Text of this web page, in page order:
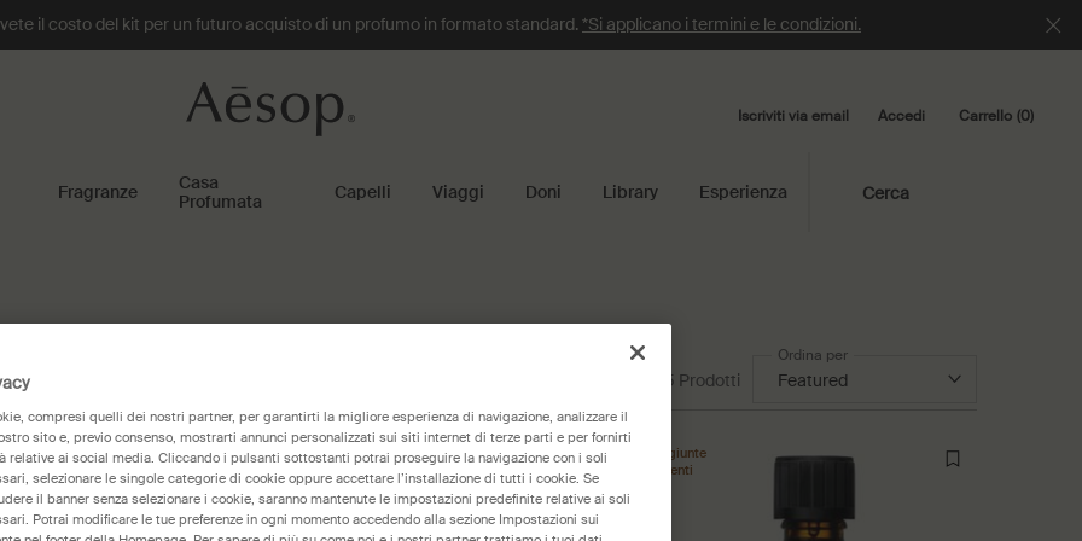
il costo del kit per un futuro acquisto di un profumo in formato standard.*Si applicano i termini e le condizioni.
Iscriviti via email Accedi Carrello 0
0 product in cart
Fragranze
Casa
Profumata
Capelli Viaggi Doni Library Esperienza Cerca
5 Prodotti
Ordina per
Aggiunte
recenti
compresi quelli dei nostri partner, per garantirti la migliore esperienza di navigazione, analizzare il
sito e, previo consenso, mostrarti annunci personalizzati sui siti internet di terze parti e per fornirti
relative ai social media. Cliccando i pulsanti sottostanti potrai proseguire la navigazione con i soli
selezionare le singole categorie di cookie oppure accettare l’installazione di tutti i cookie. Se
il banner senza selezionare i cookie, saranno mantenute le impostazioni predefinite relative ai soli
Potrai modificare le tue preferenze in ogni momento accedendo alla sezione Impostazioni sui